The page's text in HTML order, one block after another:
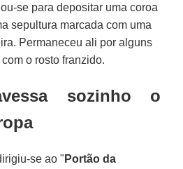
se para depositar uma coroa
sepultura marcada com uma
Permaneceu ali por alguns
o rosto franzido.
sozinho o
se ao " Portão da